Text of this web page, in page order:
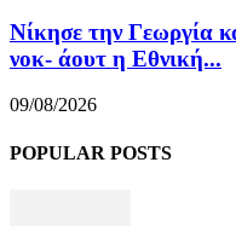
Νίκησε την Γεωργία
νοκ- άουτ η Εθνική...
09/08/2026
POPULAR POSTS